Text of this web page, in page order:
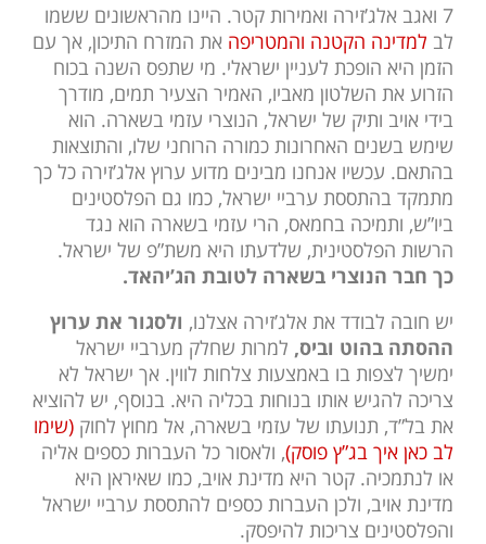
7 ואגב אלג’זירה ואמירות קטר. היינו מהראשונים ששמו
לב למדינה הקטנה והמטריפה את המזרח התיכון, אך עם
הזמן היא הופכת לעניין ישראלי. מי שתפס השנה בכוח
הזרוע את השלטון מאביו, האמיר הצעיר תמים, מודרך
בידי אויב ותיק של ישראל, הנוצרי עזמי בשארה. הוא
שימש בשנים האחרונות כמורה הרוחני שלו, והתוצאות
בהתאם. עכשיו אנחנו מבינים מדוע ערוץ אלג’זירה כל כך
מתמקד בהתססת ערביי ישראל, כמו גם הפלסטינים
ביו”ש, ותמיכה בחמאס, הרי עזמי בשארה הוא נגד
הרשות הפלסטינית, שלדעתו היא משת”פ של ישראל.
כך חבר הנוצרי בשארה לטובת הג’יהאד.
יש חובה לבודד את אלג’זירה אצלנו, ולסגור את ערוץ
ההסתה בהוט וביס, למרות שחלק מערביי ישראל
ימשיך לצפות בו באמצעות צלחות לווין. אך ישראל לא
צריכה להגיש אותו בנוחות בכליה היא. בנוסף, יש להוציא
את בל”ד, תנועתו של עזמי בשארה, אל מחוץ לחוק (שימו
לב כאן איך בג”ץ פוסק), ולאסור כל העברות כספים אליה
או לנתמכיה. קטר היא מדינת אויב, כמו שאיראן היא
מדינת אויב, ולכן העברות כספים להתססת ערביי ישראל
והפלסטינים צריכות להיפסק.